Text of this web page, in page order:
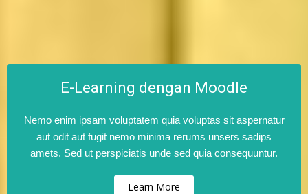
E-Learning dengan Moodle
Nemo enim ipsam voluptatem quia voluptas sit aspernatur
aut odit aut fugit nemo minima rerums unsers sadips
amets. Sed ut perspiciatis unde sed quia consequuntur.
Learn More